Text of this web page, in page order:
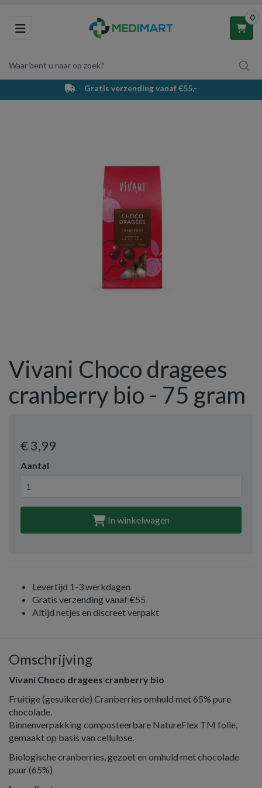
Toggle navigation
Waar bent u naar op zoek?
0
Winkelwagen
Vul hem met producten.
Gratis verzending vanaf €55,-
Vivani Choco dragees
cranberry bio - 75 gram
€ 3,99
Aantal
In winkelwagen
Levertijd 1-3 werkdagen
Gratis verzending vanaf €55
Altijd netjes en discreet verpakt
Omschrijving
Vivani Choco dragees cranberry bio
Fruitige (gesuikerde) Cranberries omhuld met 65% pure
chocolade.
Binnenverpakking composteerbare NatureFlex TM folie,
gemaakt op basis van cellulose.
Biologische cranberries, gezoet en omhuld met chocolade
puur (65%)